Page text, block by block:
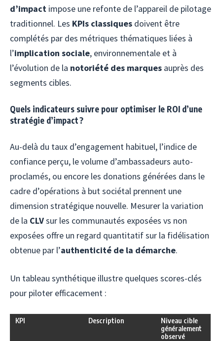
d’impact impose une refonte de l’appareil de pilotage
traditionnel. Les KPIs classiques doivent être
complétés par des métriques thématiques liées à
l’implication sociale, environnementale et à
l’évolution de la notoriété des marques auprès des
segments cibles.
Quels indicateurs suivre pour optimiser le ROI d’une
stratégie d’impact ?
Au-delà du taux d’engagement habituel, l’indice de
confiance perçu, le volume d’ambassadeurs auto-
proclamés, ou encore les donations générées dans le
cadre d’opérations à but sociétal prennent une
dimension stratégique nouvelle. Mesurer la variation
de la CLVsur les communautés exposées vs non
exposées offre un regard quantitatif sur la fidélisation
obtenue par l’authenticité de la démarche.
Un tableau synthétique illustre quelques scores-clés
pour piloter efficacement :
KPI Description
Niveau cible
généralement
observé